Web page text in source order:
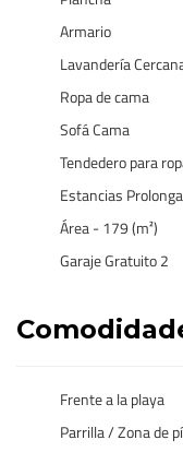
Armario
Lavandería
Ropa de cama
Sofá Cama
Tendedero para
Estancias
Área - 179 (m²)
Garaje Gratuito 2
Frente a la playa
Parrilla / Zona de